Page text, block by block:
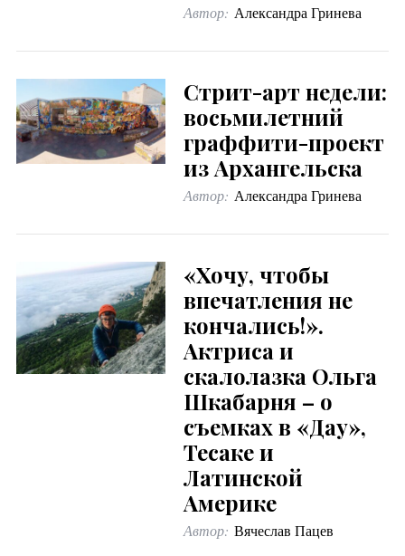
Автор: Александра Гринева
Стрит-арт недели:
восьмилетний
граффити-проект
из Архангельска
Автор: Александра Гринева
«Хочу, чтобы
впечатления не
кончались!».
Актриса и
скалолазка Ольга
Шкабарня – о
съемках в «Дау»,
Тесаке и
Латинской
Америке
Автор: Вячеслав Пацев